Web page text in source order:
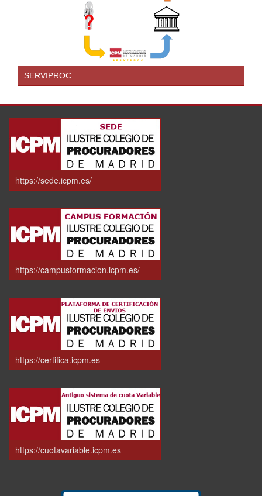
SERVIPROC
https://sede.icpm.es/
https://campusformacion.icpm.es/
https://certifica.icpm.es
https://cuotavariable.icpm.es